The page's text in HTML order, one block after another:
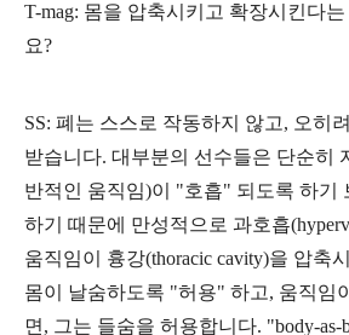
T-mag: 몸을 압축시키고 확장시킨다
요?
SS: 폐는 스스로 작동하지 않고, 오히
받습니다. 대부분의 선수들은 단순히
반적인 움직임)이 "호흡" 되도록 하기
하기 때문에 만성적으로 과호흡
움직임이 흉강(thoracic cavity)을 압축
몸이 날숨하도록 "허용" 하고, 움직임
면, 그는 들숨을 허용합니다. "body-